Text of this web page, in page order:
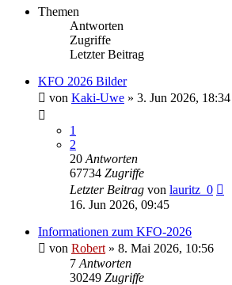
Themen
Antworten
Zugriffe
Letzter Beitrag
KFO 2026 Bilder
von Kaki-Uwe » 3. Jun 2026, 18:34
1
2
20 Antworten
67734 Zugriffe
Letzter Beitrag von lauritz_0
16. Jun 2026, 09:45
Informationen zum KFO-2026
von Robert » 8. Mai 2026, 10:56
7 Antworten
30249 Zugriffe